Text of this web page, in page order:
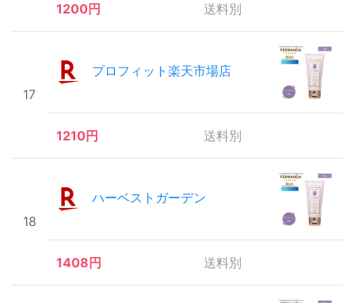
1200円 送料別
17
プロフィット楽天市場店
1210円 送料別
18
ハーベストガーデン
1408円 送料別